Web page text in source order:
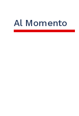
Al Momento